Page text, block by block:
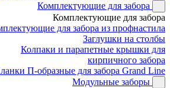
Комплектующие для забора
Комплектующие для забора
для забора из профнастила
Заглушки на столбы
Колпаки и парапетные крышки для
кирпичного забора
П-образные для забора Grand Line
Модульные заборы